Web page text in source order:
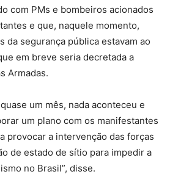
com PMs e bombeiros acionados
e que, naquele momento,
da segurança pública estavam ao
em breve seria decretada a
Armadas.
um mês, nada aconteceu e
um plano com os manifestantes
provocar a intervenção das forças
de estado de sítio para impedir a
no Brasil”, disse.